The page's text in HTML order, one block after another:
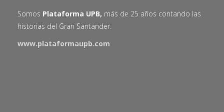
Somos Plataforma UPB, más de 25 años contando las
historias del Gran Santander.
www.plataformaupb.com